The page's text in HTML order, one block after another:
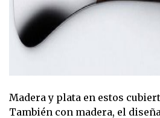
Madera y plata en estos
También con madera, el